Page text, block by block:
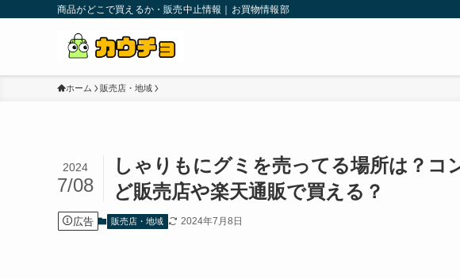
商品がどこで買えるか・販売中止情報｜お買物情報部
ホーム 販売店・地域
しゃりもにグミを売ってる場所は？コ
ど販売店や楽天通販で買える？
2024
7/08
広告 販売店・地域 2024年7月8日